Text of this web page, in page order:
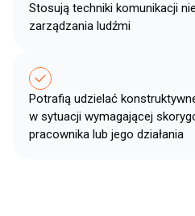
Stosują techniki komunikacji
zarządzania ludźmi​
Potrafią udzielać
w sytuacji wymagającej
pracownika lub jego działania ​